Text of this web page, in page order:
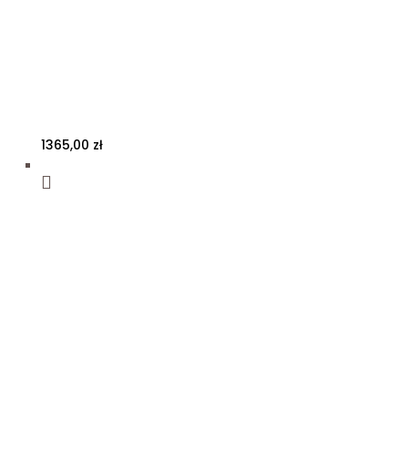
1365,00 zł